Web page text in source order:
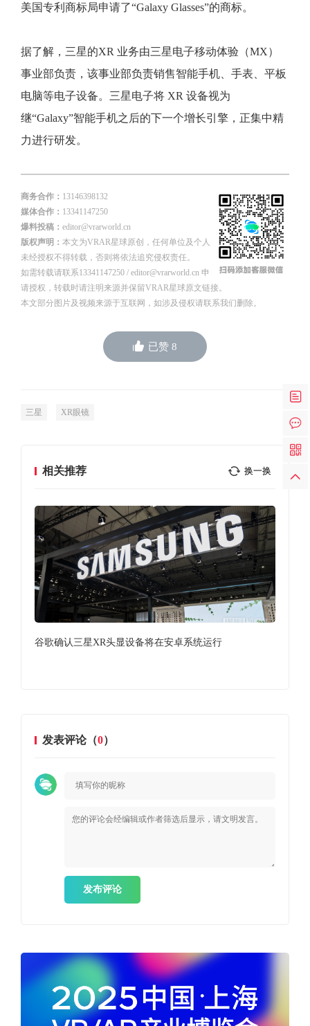
美国专利商标局申请了“Galaxy Glasses”的商标。
据了解，三星的XR 业务由三星电子移动体验（MX）
事业部负责，该事业部负责销售智能手机、手表、平板
电脑等电子设备。三星电子将 XR 设备视为
继“Galaxy”智能手机之后的下一个增长引擎，正集中精
力进行研发。
商务合作： 13146398132
媒体合作： 13341147250
爆料投稿： editor@vrarworld.cn
版权声明： 本文为VRAR星球原创，任何单位及个人
未经授权不得转载，否则将依法追究侵权责任。
如需转载请联系13341147250 / editor@vrarworld.cn 申
请授权，转载时请注明来源并保留VRAR星球原文链接。
本文部分图片及视频来源于互联网，如涉及侵权请联系我们删除。
已赞 8
三星 XR眼镜
相关推荐 换一换
谷歌确认三星XR头显设备将在安卓系统运行
发表评论（0）
发布评论